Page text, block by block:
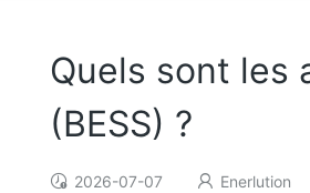
Quels sont les
(BESS) ?
2026-07-07 Enerlution